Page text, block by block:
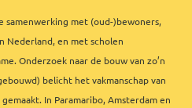
samenwerking met (oud-)bewoners,
Nederland, en met scholen
Onderzoek naar de bouw van zo’n
belicht het vakmanschap van
In Paramaribo, Amsterdam en